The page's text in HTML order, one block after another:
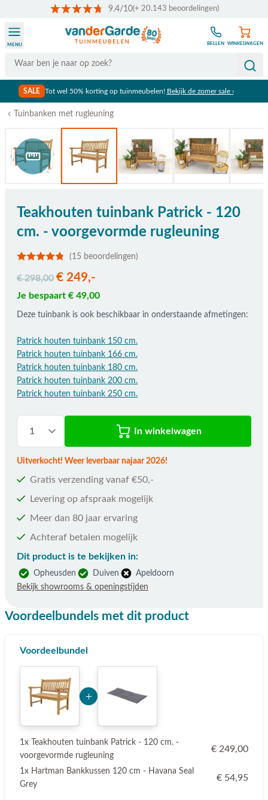
9.4/10(+ 20.143 beoordelingen)
Search
MENU BELLEN WINKELWAGEN
SALE Tot wel 50% korting op tuinmeubelen! Bekijk de zomer sale ›
Tuinbanken met rugleuning
Teakhouten tuinbank Patrick - 120
cm. - voorgevormde rugleuning
(15 beoordelingen)
€ 298,00 € 249,-
Je bespaart € 49,00
Deze tuinbank is ook beschikbaar in onderstaande afmetingen:
Patrick houten tuinbank 150 cm.
Patrick houten tuinbank 166 cm.
Patrick houten tuinbank 180 cm.
Patrick houten tuinbank 200 cm.
Patrick houten tuinbank 250 cm.
In winkelwagen
Uitverkocht! Weer leverbaar najaar 2026!
Gratis verzending vanaf €50,-
Levering op afspraak mogelijk
Meer dan 80 jaar ervaring
Achteraf betalen mogelijk
Dit product is te bekijken in:
Opheusden Duiven
Apeldoorn
Bekijk showrooms & openingstijden
Voordeelbundels met dit product
Voordeelbundel
1x Teakhouten tuinbank Patrick - 120 cm. -
voorgevormde rugleuning
€ 249,00
1x Hartman Bankkussen 120 cm - Havana Seal
Grey
€ 54,95